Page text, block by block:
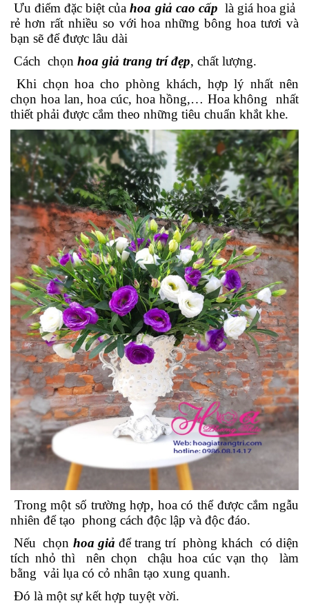
Ưu điểm đặc biệt củahoa giả cao cấp là giá hoa giả
rẻ hơn rất nhiều so với hoa những bông hoa tươi và
bạn sẽ để được lâu dài
Cách chọn hoa giả trang trí đẹp, chất lượng.
Khi chọn hoa cho phòng khách, hợp lý nhất nên
chọn hoa lan, hoa cúc, hoa hồng,… Hoa không nhất
thiết phải được cắm theo những tiêu chuẩn khắt khe.
Trong một số trường hợp, hoa có thể được cắm ngẫu
nhiên để tạo phong cách độc lập và độc đáo.
Nếu chọn hoa giả để trang trí phòng khách có diện
tích nhỏ thì nên chọn chậu hoa cúc vạn thọ làm
bằng vải lụa có cỏ nhân tạo xung quanh.
Đó là một sự kết hợp tuyệt vời.